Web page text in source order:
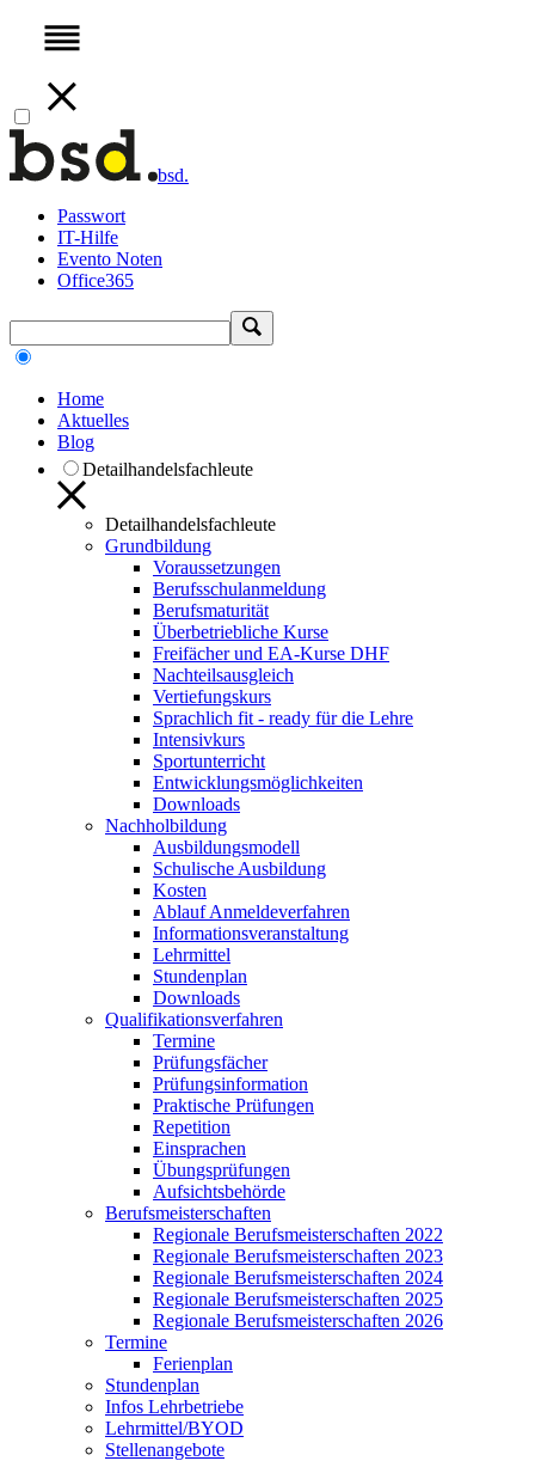
bsd.
Passwort
IT-Hilfe
Evento Noten
Office365
Home
Aktuelles
Blog
Detailhandelsfachleute
Detailhandelsfachleute
Grundbildung
Voraussetzungen
Berufsschulanmeldung
Berufsmaturität
Überbetriebliche Kurse
Freifächer und EA-Kurse DHF
Nachteilsausgleich
Vertiefungskurs
Sprachlich fit - ready für die Lehre
Intensivkurs
Sportunterricht
Entwicklungsmöglichkeiten
Downloads
Nachholbildung
Ausbildungsmodell
Schulische Ausbildung
Kosten
Ablauf Anmeldeverfahren
Informationsveranstaltung
Lehrmittel
Stundenplan
Downloads
Qualifikationsverfahren
Termine
Prüfungsfächer
Prüfungsinformation
Praktische Prüfungen
Repetition
Einsprachen
Übungsprüfungen
Aufsichtsbehörde
Berufsmeisterschaften
Regionale Berufsmeisterschaften 2022
Regionale Berufsmeisterschaften 2023
Regionale Berufsmeisterschaften 2024
Regionale Berufsmeisterschaften 2025
Regionale Berufsmeisterschaften 2026
Termine
Ferienplan
Stundenplan
Infos Lehrbetriebe
Lehrmittel/BYOD
Stellenangebote